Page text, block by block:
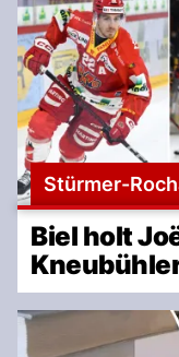
Stürmer-
Biel holt